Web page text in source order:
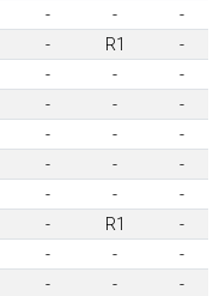
- -
-
- R1
-
- -
-
- -
-
- -
-
- -
-
- -
-
- R1
-
- -
-
- -
-